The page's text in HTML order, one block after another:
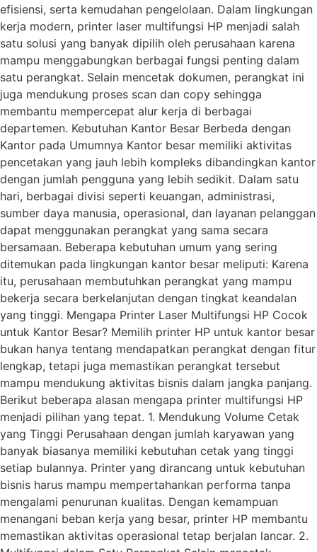
efisiensi, serta kemudahan pengelolaan. Dalam lingkungan
kerja modern, printer laser multifungsi HP menjadi salah
satu solusi yang banyak dipilih oleh perusahaan karena
mampu menggabungkan berbagai fungsi penting dalam
satu perangkat. Selain mencetak dokumen, perangkat ini
juga mendukung proses scan dan copy sehingga
membantu mempercepat alur kerja di berbagai
departemen. Kebutuhan Kantor Besar Berbeda dengan
Kantor pada Umumnya Kantor besar memiliki aktivitas
pencetakan yang jauh lebih kompleks dibandingkan kantor
dengan jumlah pengguna yang lebih sedikit. Dalam satu
hari, berbagai divisi seperti keuangan, administrasi,
sumber daya manusia, operasional, dan layanan pelanggan
dapat menggunakan perangkat yang sama secara
bersamaan. Beberapa kebutuhan umum yang sering
ditemukan pada lingkungan kantor besar meliputi: Karena
itu, perusahaan membutuhkan perangkat yang mampu
bekerja secara berkelanjutan dengan tingkat keandalan
yang tinggi. Mengapa Printer Laser Multifungsi HP Cocok
untuk Kantor Besar? Memilih printer HP untuk kantor besar
bukan hanya tentang mendapatkan perangkat dengan fitur
lengkap, tetapi juga memastikan perangkat tersebut
mampu mendukung aktivitas bisnis dalam jangka panjang.
Berikut beberapa alasan mengapa printer multifungsi HP
menjadi pilihan yang tepat. 1. Mendukung Volume Cetak
yang Tinggi Perusahaan dengan jumlah karyawan yang
banyak biasanya memiliki kebutuhan cetak yang tinggi
setiap bulannya. Printer yang dirancang untuk kebutuhan
bisnis harus mampu mempertahankan performa tanpa
mengalami penurunan kualitas. Dengan kemampuan
menangani beban kerja yang besar, printer HP membantu
memastikan aktivitas operasional tetap berjalan lancar. 2.